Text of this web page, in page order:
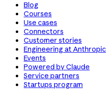
Blog
Courses
Use cases
Connectors
Customer stories
Engineering at Anthropic
Events
Powered by Claude
Service partners
Startups program